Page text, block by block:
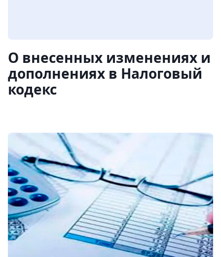
О внесенных изменениях и
дополнениях в Налоговый
кодекс